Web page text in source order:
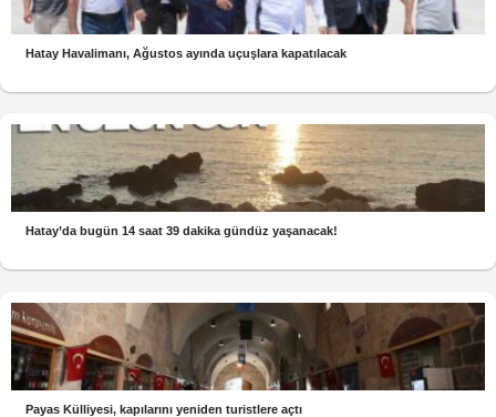
Hatay Havalimanı, Ağustos ayında uçuşlara kapatılacak
Hatay’da bugün 14 saat 39 dakika gündüz yaşanacak!
Payas Külliyesi, kapılarını yeniden turistlere açtı